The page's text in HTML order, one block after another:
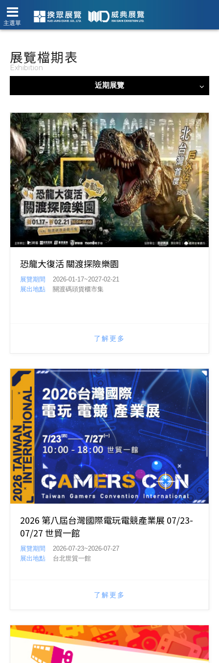
展覽檔期表
Exhibition
近期展覽
恐龍大復活 關渡探險樂園
展覽期間
2026-01-17~2027-02-21
展出地點
關渡碼頭貨櫃市集
了解更多
2026 第八屆台灣國際電玩電競產業展 07/23-
07/27 世貿一館
展覽期間
2026-07-23~2026-07-27
展出地點
台北世貿一館
了解更多
主選單